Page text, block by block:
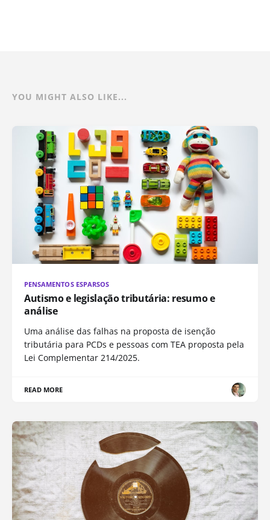
YOU MIGHT ALSO LIKE...
PENSAMENTOS ESPARSOS
Autismo e legislação tributária: resumo e
análise
Uma análise das falhas na proposta de isenção
tributária para PCDs e pessoas com TEA proposta pela
Lei Complementar 214/2025.
READ MORE